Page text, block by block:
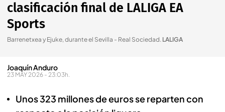
clasificación final de LALIGA EA
Sports
Barrenetxea y Ejuke, durante el Sevilla - Real Sociedad. LALIGA
Joaquín Anduro
23 MAY 2026 - 23:03h.
Unos 323 millones de euros se reparten con